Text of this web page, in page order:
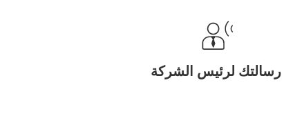
رسالتك لرئيس الشركة